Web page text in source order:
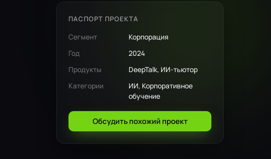
ПАСПОРТ ПРОЕКТА
Сегмент
Корпорация
Год
2024
Продукты
DeepTalk, ИИ-тьютор
Категории
ИИ, Корпоративное
обучение
Обсудить похожий проект